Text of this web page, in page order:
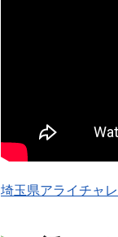
埼玉県アライチャ